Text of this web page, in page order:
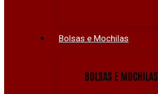
Bolsas e Mochilas
BOLSAS E MOCHILAS